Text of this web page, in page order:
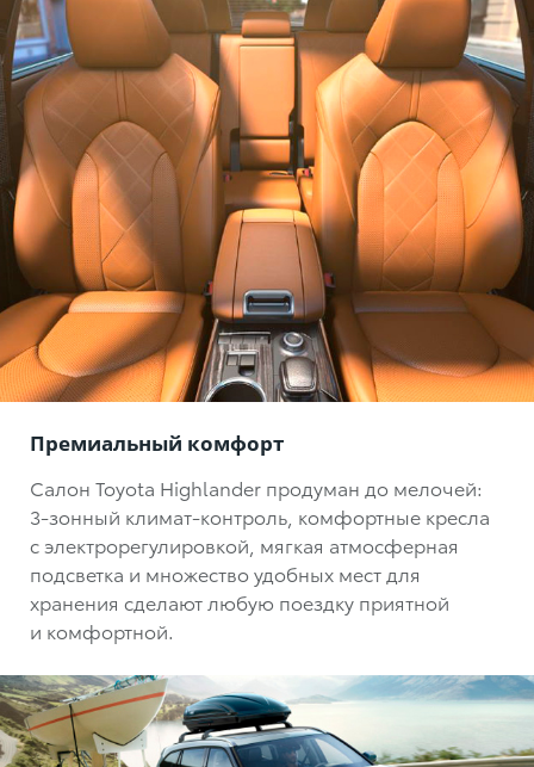
Премиальный комфорт
Салон Toyota Highlander продуман до мелочей:
3-зонный климат-контроль , комфортные кресла
с электрорегулировкой, мягкая атмосферная
подсветка и множество удобных мест для
хранения сделают любую поездку приятной
и комфортной.